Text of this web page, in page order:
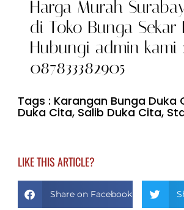
Harga Murah
di Toko Bunga Sekar
Hubungi admin kami :
087833382905
Tags : Karangan Bunga Duka
Duka Cita, Salib Duka Cita,
LIKE THIS ARTICLE?
Share on Facebook